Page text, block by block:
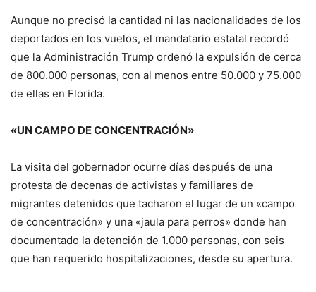
Aunque no precisó la cantidad ni las nacionalidades de los
deportados en los vuelos, el mandatario estatal recordó
que la Administración Trump ordenó la expulsión de cerca
de 800.000 personas, con al menos entre 50.000 y 75.000
de ellas en Florida.
«UN CAMPO DE CONCENTRACIÓN»
La visita del gobernador ocurre días después de una
protesta de decenas de activistas y familiares de
migrantes detenidos que tacharon el lugar de un «campo
de concentración» y una «jaula para perros» donde han
documentado la detención de 1.000 personas, con seis
que han requerido hospitalizaciones, desde su apertura.